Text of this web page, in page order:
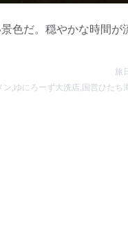
色だ。穏やかな時間が
旅
ン,ゆにろーず大洗店, 国営ひたち